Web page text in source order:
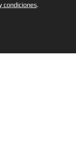
condiciones.